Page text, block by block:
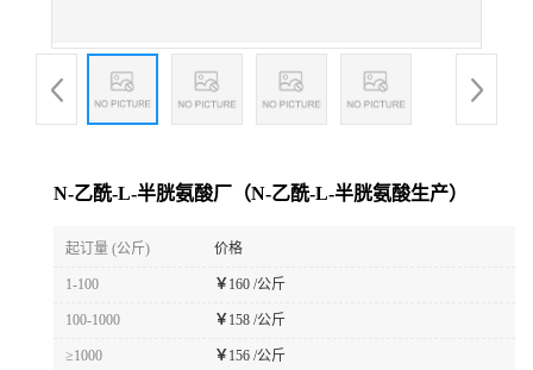
N-乙酰-L-半胱氨酸厂（N-乙酰-L-半胱氨酸生产）
起订量 (公斤) 价格
1-100 ￥160 /公斤
100-1000 ￥158 /公斤
≥1000 ￥156 /公斤